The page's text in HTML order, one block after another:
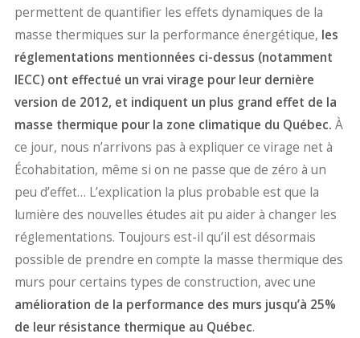
permettent de quantifier les effets dynamiques de la
masse thermiques sur la performance énergétique, les
réglementations mentionnées ci-dessus (notamment
IECC) ont effectué un vrai virage pour leur dernière
version de 2012, et indiquent un plus grand effet de la
masse thermique pour la zone climatique du Québec. À
ce jour, nous n’arrivons pas à expliquer ce virage net à
Écohabitation, même si on ne passe que de zéro à un
peu d’effet… L’explication la plus probable est que la
lumière des nouvelles études ait pu aider à changer les
réglementations. Toujours est-il qu’il est désormais
possible de prendre en compte la masse thermique des
murs pour certains types de construction, avec une
amélioration de la performance des murs jusqu’à 25%
de leur résistance thermique au Québec.